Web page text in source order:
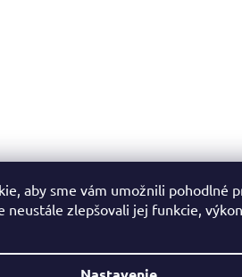
aby sme vám umožnili pohodlné
neustále zlepšovali jej funkcie,